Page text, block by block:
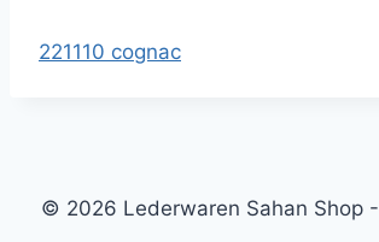
221110 cognac
© 2026 Lederwaren Sahan Shop -